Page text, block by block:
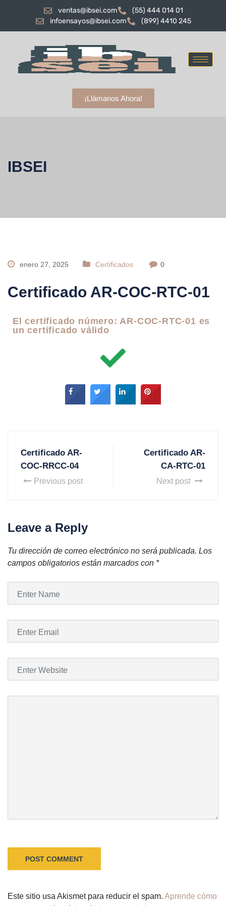
ventas@ibsei.com
(55) 444 014 01
infoensayos@ibsei.com
(899) 4410 245
¡Llámanos Ahora!
IBSEI
enero 27, 2025 Certificados 0
Certificado AR-COC-RTC-01
El certificado número: AR-COC-RTC-01 es
un certificado válido
Certificado AR-
COC-RRCC-04
Previous post
Certificado AR-
CA-RTC-01
Next post
Leave a Reply
Tu dirección de correo electrónico no será publicada. Los
campos obligatorios están marcados con *
Este sitio usa Akismet para reducir el spam. Aprende cómo